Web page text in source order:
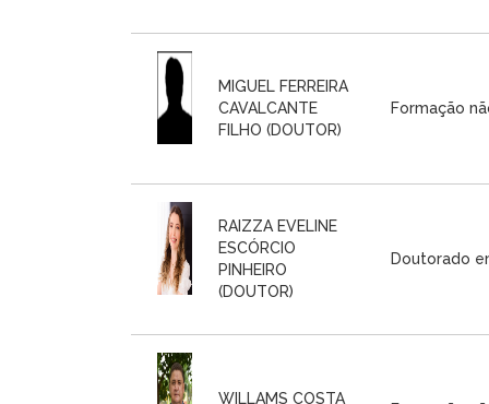
MIGUEL FERREIRA
CAVALCANTE
FILHO (DOUTOR)
Formação
RAIZZA EVELINE
ESCÓRCIO
PINHEIRO
(DOUTOR)
Doutorado
WILLAMS COSTA